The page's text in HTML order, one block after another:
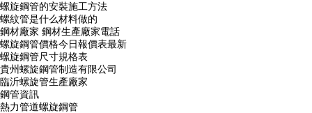
螺旋鋼管的安裝施工方法
螺紋管是什么材料做的
鋼材廠家 鋼材生產廠家電話
螺旋鋼管價格今日報價表最新
螺旋鋼管尺寸規格表
貴州螺旋鋼管制造有限公司
臨沂螺旋管生產廠家
鋼管資訊
熱力管道螺旋鋼管